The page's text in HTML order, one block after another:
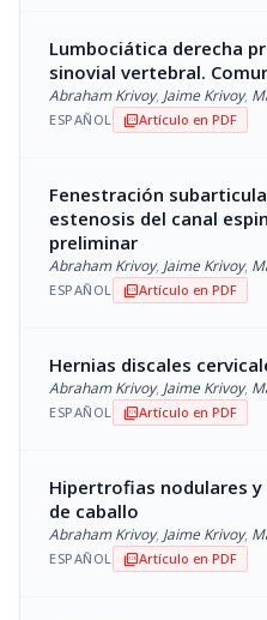
Lumbociática derecha
sinovial vertebral.
Abraham Krivoy, Jaime Krivoy,
ESPAÑOL picture_as_pdfArtículo en PDF
Fenestración
estenosis del canal
preliminar
Abraham Krivoy, Jaime Krivoy,
ESPAÑOL picture_as_pdfArtículo en PDF
Hernias discales
Abraham Krivoy, Jaime Krivoy,
ESPAÑOL picture_as_pdfArtículo en PDF
Hipertrofias nodulares
de caballo
Abraham Krivoy, Jaime Krivoy,
ESPAÑOL picture_as_pdfArtículo en PDF